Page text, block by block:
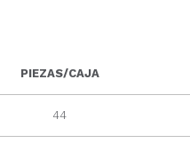
PIEZAS/CAJA
44